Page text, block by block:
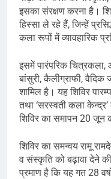
इसका संरक्षण करना है।
हिस्सा ले रहे हैं, जिन्हें
कला रूपों में व्यावहारिक
इसमें पारंपरिक
बांसुरी, कैलीग्राफी, वैदिक
शामिल है। यह शिविर
तथा ‘सरस्वती कला
शिविर का समापन 20 जून
शिविर का समन्वय रामू
व संस्कृति को बढ़ावा देने की
प्रमाण है कि यह गत 28